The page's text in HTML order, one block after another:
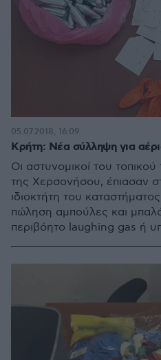
Κρήτη: Νέα σύλληψη για
Οι αστυνομικοί του
της Χερσονήσου, έπιασαν
ιδιοκτήτη του
πώληση αμπούλες και
περιβόητο laughing gas ή
05.07.2018, 16:09